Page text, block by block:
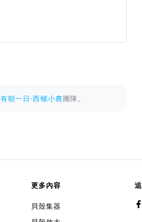
有朝一日‧西螺小農團隊。
更多內容
貝殼集器